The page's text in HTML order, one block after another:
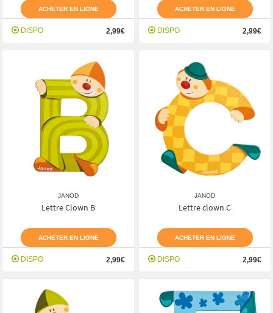
ACHETER EN LIGNE
DISPO 2,99€
ACHETER EN LIGNE
DISPO 2,99€
JANOD
Lettre Clown B
ACHETER EN LIGNE
DISPO 2,99€
JANOD
Lettre clown C
ACHETER EN LIGNE
DISPO 2,99€